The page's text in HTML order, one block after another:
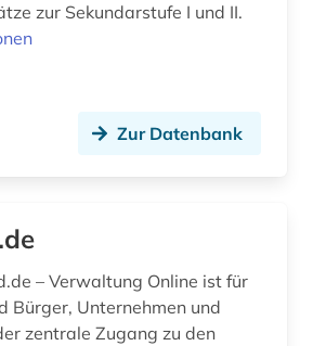
bachelorarbeit (1)
badische landesbibliothek (1)
balkanromanistik (1)
zur Sekundarstufe I und II.
Zur Datenbank
– Verwaltung Online ist für
Bürger, Unternehmen und
zentrale Zugang zu den